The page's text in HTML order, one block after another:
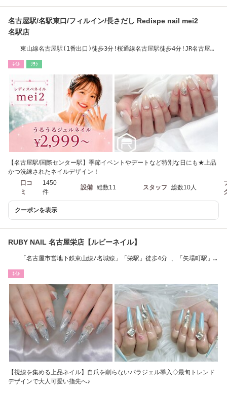
名古屋駅/名駅東口/フィルイン/長さだし Redispe nail mei2
名駅店
東山線名古屋駅(1番出口)徒歩3分!桜通線名古屋駅徒歩4分!JR名古屋駅
ﾈｲﾙ ﾘﾗｸ
【名古屋駅/国際センター駅】季節イベントやデートなど特別な日にも★上品
かつ洗練されたネイルデザイン！
口コ
ミ
1450
件
設備 総数11 スタッフ 総数10人
クーポンを表示
RUBY NAIL 名古屋栄店【ルビーネイル】
「名古屋市営地下鉄東山線/名城線」「栄駅」徒歩4分 、「矢場町駅」
ﾈｲﾙ
【視線を集める上品ネイル】自爪を削らないパラジェル導入◇最旬トレンド
デザインで大人可愛い指先へ♪